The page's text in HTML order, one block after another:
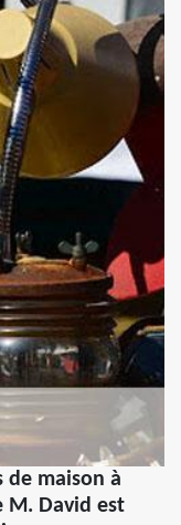
de maison à
M. David est